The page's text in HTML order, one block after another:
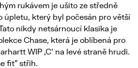
rukávem je ušito ze středně
úpletu, který byl počesán pro větší
nikdy netsárnoucí klasika je
Chase, která je oblíbená pro
WIP ‚C‘ na levé straně hrudi.
fit" střih.